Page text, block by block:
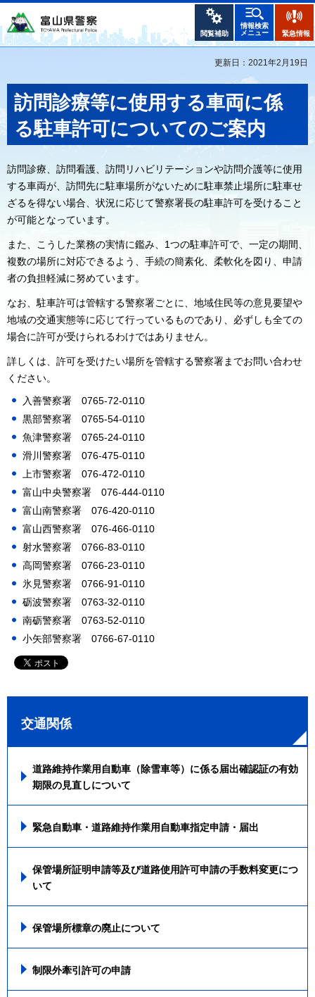
閲覧補助
情報検索
メニュー
緊急情報
更新日：2021年2月19日
訪問診療等に使用する車両に係
る駐車許可についてのご案内
訪問診療、訪問看護、訪問リハビリテーションや訪問介護等に使用
する車両が、訪問先に駐車場所がないために駐車禁止場所に駐車せ
ざるを得ない場合、状況に応じて警察署長の駐車許可を受けること
が可能となっています。
また、こうした業務の実情に鑑み、1つの駐車許可で、一定の期間、
複数の場所に対応できるよう、手続の簡素化、柔軟化を図り、申請
者の負担軽減に努めています。
なお、駐車許可は管轄する警察署ごとに、地域住民等の意見要望や
地域の交通実態等に応じて行っているものであり、必ずしも全ての
場合に許可が受けられるわけではありません。
詳しくは、許可を受けたい場所を管轄する警察署までお問い合わせ
ください。
入善警察署 0765-72-0110
黒部警察署 0765-54-0110
魚津警察署 0765-24-0110
滑川警察署 076-475-0110
上市警察署 076-472-0110
富山中央警察署 076-444-0110
富山南警察署 076-420-0110
富山西警察署 076-466-0110
射水警察署 0766-83-0110
高岡警察署 0766-23-0110
氷見警察署 0766-91-0110
砺波警察署 0763-32-0110
南砺警察署 0763-52-0110
小矢部警察署 0766-67-0110
交通関係
道路維持作業用自動車（除雪車等）に係る届出確認証の有効
期限の見直しについて
緊急自動車・道路維持作業用自動車指定申請・届出
保管場所証明申請等及び道路使用許可申請の手数料変更につ
いて
保管場所標章の廃止について
制限外牽引許可の申請